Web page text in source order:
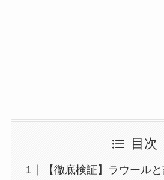
目次
【徹底検証】ラウール